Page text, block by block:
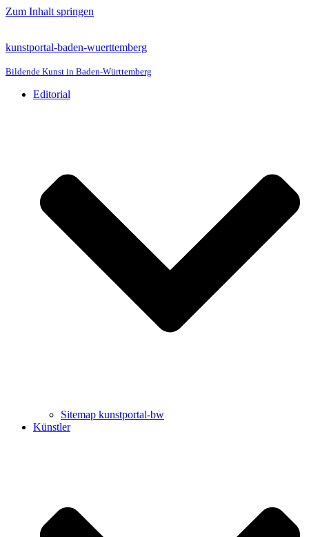
Zum Inhalt springen
kunstportal-baden-wuerttemberg
Bildende Kunst in Baden-Württemberg
Editorial
Sitemap kunstportal-bw
Künstler